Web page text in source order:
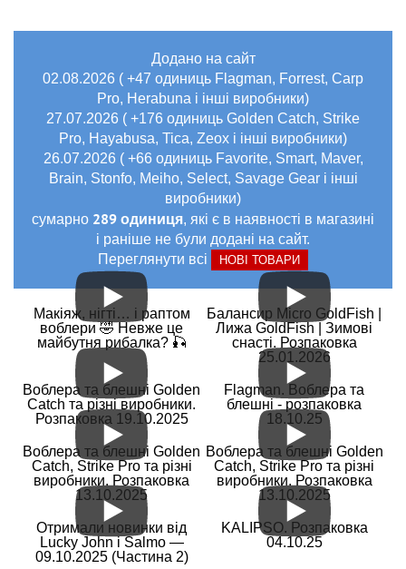
Додано на сайт
02.08.2026 ( +47 одиниць Flagman, Forrest, Carp
Pro, Herabuna і інші виробники)
27.07.2026 ( +176 одиниць Golden Catch, Strike
Pro, Hayabusa, Tica, Zeox і інші виробники)
26.07.2026 ( +66 одиниць Favorite, Smart, Maver,
Brain, Stonfo, Meiho, Select, Savage Gear і інші
виробники)
сумарно 289 одиниця, які є в наявності в магазині
і раніше не були додані на сайт.
Переглянути всі
НОВІ ТОВАРИ
Макіяж, нігті… і раптом
воблери 🤣 Невже це
майбутня рибалка? 🎣
Балансир Micro GoldFish |
Лижа GoldFish | Зимові
снасті. Розпаковка
25.01.2026
Воблера та блешні Golden
Catch та різні виробники.
Розпаковка 19.10.2025
Flagman. Воблера та
блешні - розпаковка
18.10.25
Воблера та блешні Golden
Catch, Strike Pro та різні
виробники. Розпаковка
13.10.2025
Воблера та блешні Golden
Catch, Strike Pro та різні
виробники. Розпаковка
13.10.2025
Отримали новинки від
Lucky John і Salmo —
09.10.2025 (Частина 2)
KALIPSO. Розпаковка
04.10.25